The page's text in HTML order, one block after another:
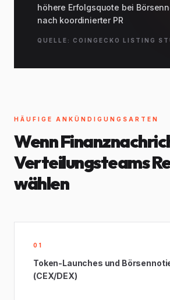
höhere Erfolgsquote bei
nach koordinierter PR
QUELLE: COINGECKO LISTING
HÄUFIGE ANKÜNDIGUNGSARTEN
Wenn
Verteilungsteams
wählen
01
Token-Launches und
(CEX/DEX)